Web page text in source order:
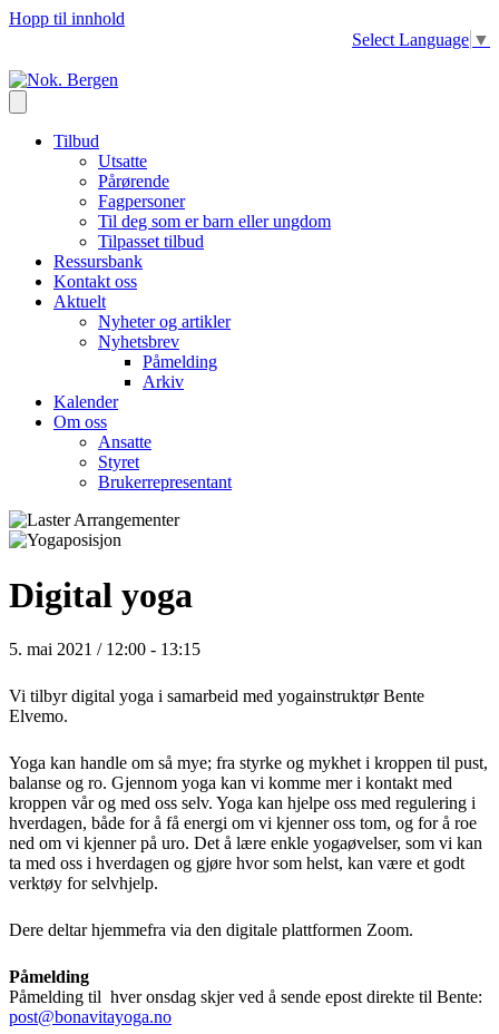
Hopp til innhold
Select Language ▼
Tilbud
Utsatte
Pårørende
Fagpersoner
Til deg som er barn eller ungdom
Tilpasset tilbud
Ressursbank
Kontakt oss
Aktuelt
Nyheter og artikler
Nyhetsbrev
Påmelding
Arkiv
Kalender
Om oss
Ansatte
Styret
Brukerrepresentant
Digital yoga
5. mai 2021 / 12:00 - 13:15
Vi tilbyr digital yoga i samarbeid med yogainstruktør Bente
Elvemo.
Yoga kan handle om så mye; fra styrke og mykhet i kroppen til pust,
balanse og ro. Gjennom yoga kan vi komme mer i kontakt med
kroppen vår og med oss selv. Yoga kan hjelpe oss med regulering i
hverdagen, både for å få energi om vi kjenner oss tom, og for å roe
ned om vi kjenner på uro. Det å lære enkle yogaøvelser, som vi kan
ta med oss i hverdagen og gjøre hvor som helst, kan være et godt
verktøy for selvhjelp.
Dere deltar hjemmefra via den digitale plattformen Zoom.
Påmelding
Påmelding til hver onsdag skjer ved å sende epost direkte til Bente:
post@bonavitayoga.no